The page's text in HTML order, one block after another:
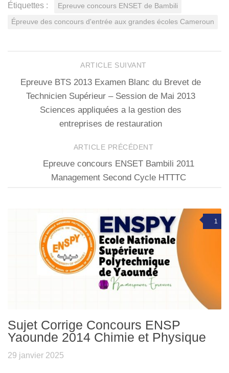
Étiquettes : Epreuve concours ENSET de Bambili
Épreuve des concours d'entrée aux grandes écoles Cameroun
ARTICLE SUIVANT
Epreuve BTS 2013 Examen Blanc du Brevet de
Technicien Supérieur – Session de Mai 2013
Sciences appliquées a la gestion des
entreprises de restauration
ARTICLE PRÉCÉDENT
Epreuve concours ENSET Bambili 2011
Management Second Cycle HTTTC
1
Sujet Corrige Concours ENSP
Yaounde 2014 Chimie et Physique
29 janvier 2025